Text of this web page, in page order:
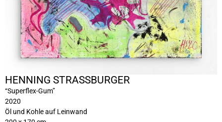
HENNING STRASSBURGER
“Superflex-Gum”
2020
Öl und Kohle auf Leinwand